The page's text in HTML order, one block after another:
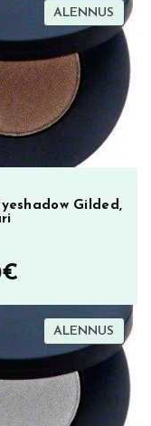
on:
9,90€.
ALENNUS
Gilded,
€Nykyinen
hinta
on:
9,90€.
ALENNUS